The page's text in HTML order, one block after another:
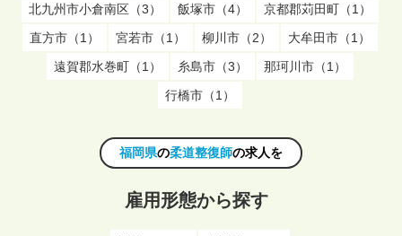
北九州市小倉南区（3）
飯塚市（4）
京都郡苅田町（1）
直方市（1）
宮若市（1） 柳川市（2）
大牟田市（1）
遠賀郡水巻町（1）
糸島市（3）
那珂川市（1）
行橋市（1）
福岡県の柔道整復師の求人を
雇用形態から探す